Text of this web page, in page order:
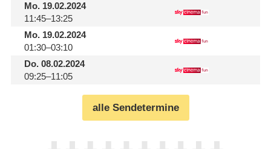
Mo.19.02.2024
11:45–13:25
Mo.19.02.2024
01:30–03:10
Do.08.02.2024
09:25–11:05
alle Sendetermine